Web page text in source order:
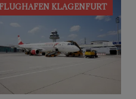
FLUGHAFEN KLAGENFURT